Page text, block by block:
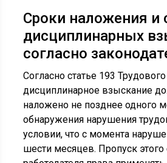
Сроки наложения и
дисциплинарных
согласно
Согласно статье 193
дисциплинарное взыскание
наложено не позднее одного
обнаружения нарушения
условии, что с момента
шести месяцев. Пропуск